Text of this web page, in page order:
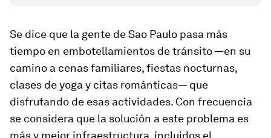
Se dice que la gente de Sao Paulo pasa más
tiempo en embotellamientos de tránsito —en su
camino a cenas familiares, fiestas nocturnas,
clases de yoga y citas románticas— que
disfrutando de esas actividades. Con frecuencia
se considera que la solución a este problema es
más y mejor infraestructura, incluidos el